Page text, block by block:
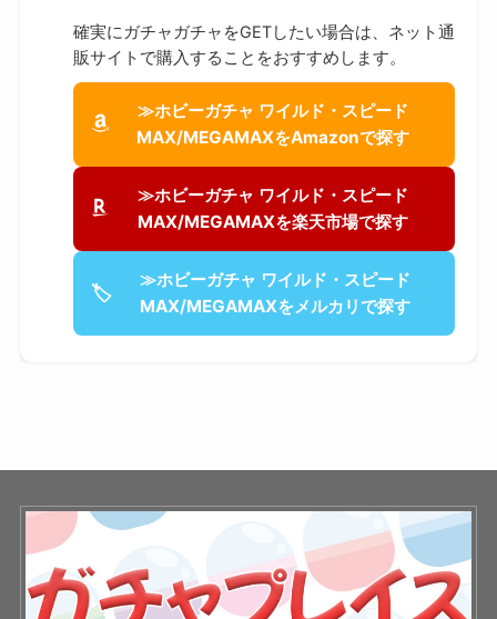
確実にガチャガチャをGETしたい場合は、ネット通
販サイトで購入することをおすすめします。
≫ホビーガチャ ワイルド・スピード
MAX/MEGAMAXをAmazonで探す
≫ホビーガチャ ワイルド・スピード
MAX/MEGAMAXを楽天市場で探す
🏷
≫ホビーガチャ ワイルド・スピード
MAX/MEGAMAXをメルカリで探す